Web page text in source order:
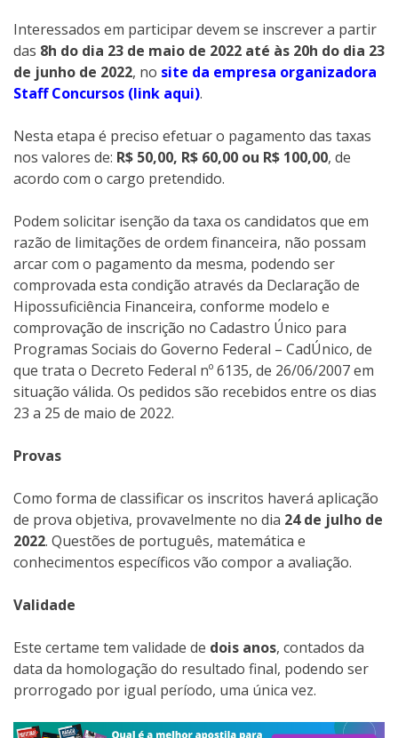
Interessados em participar devem se inscrever a partir
das 8h do dia 23 de maio de 2022 até às 20h do dia 23
de junho de 2022, no site da empresa organizadora
Staff Concursos (link aqui).
Nesta etapa é preciso efetuar o pagamento das taxas
nos valores de: R$ 50,00, R$ 60,00 ou R$ 100,00, de
acordo com o cargo pretendido.
Podem solicitar isenção da taxa os candidatos que em
razão de limitações de ordem financeira, não possam
arcar com o pagamento da mesma, podendo ser
comprovada esta condição através da Declaração de
Hipossuficiência Financeira, conforme modelo e
comprovação de inscrição no Cadastro Único para
Programas Sociais do Governo Federal – CadÚnico, de
que trata o Decreto Federal nº 6135, de 26/06/2007 em
situação válida. Os pedidos são recebidos entre os dias
23 a 25 de maio de 2022.
Provas
Como forma de classificar os inscritos haverá aplicação
de prova objetiva, provavelmente no dia 24 de julho de
2022. Questões de português, matemática e
conhecimentos específicos vão compor a avaliação.
Validade
Este certame tem validade de dois anos, contados da
data da homologação do resultado final, podendo ser
prorrogado por igual período, uma única vez.